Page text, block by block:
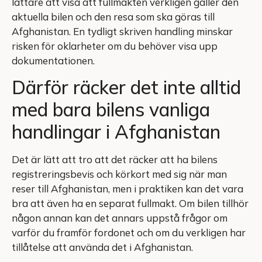
aktuella bilen och den resa som ska göras till
Afghanistan. En tydligt skriven handling minskar
risken för oklarheter om du behöver visa upp
dokumentationen.
Därför räcker det inte alltid
med bara bilens vanliga
handlingar i Afghanistan
Det är lätt att tro att det räcker att ha bilens
registreringsbevis och körkort med sig när man
reser till Afghanistan, men i praktiken kan det vara
bra att även ha en separat fullmakt. Om bilen tillhör
någon annan kan det annars uppstå frågor om
varför du framför fordonet och om du verkligen har
tillåtelse att använda det i Afghanistan.